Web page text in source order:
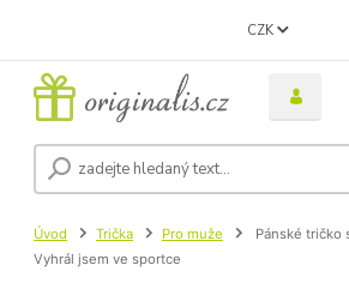
CZK
Úvod Trička Pro muže
Pánské tričko
Vyhrál jsem ve sportce